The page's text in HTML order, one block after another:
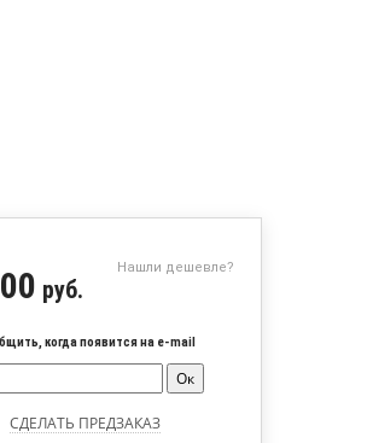
Нашли дешевле?
руб.
когда появится на e-mail